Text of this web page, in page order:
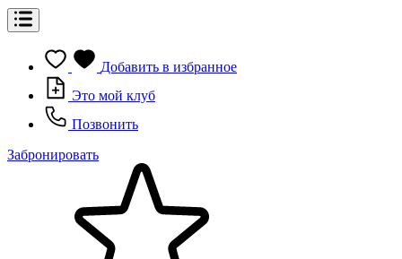
Добавить в избранное
Это мой клуб
Позвонить
Забронировать